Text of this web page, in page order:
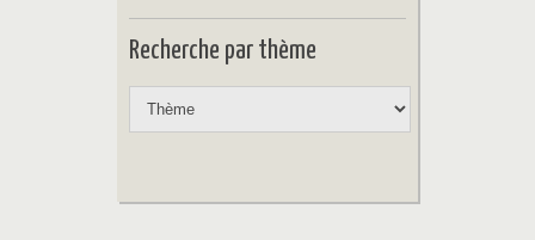
Recherche par thème